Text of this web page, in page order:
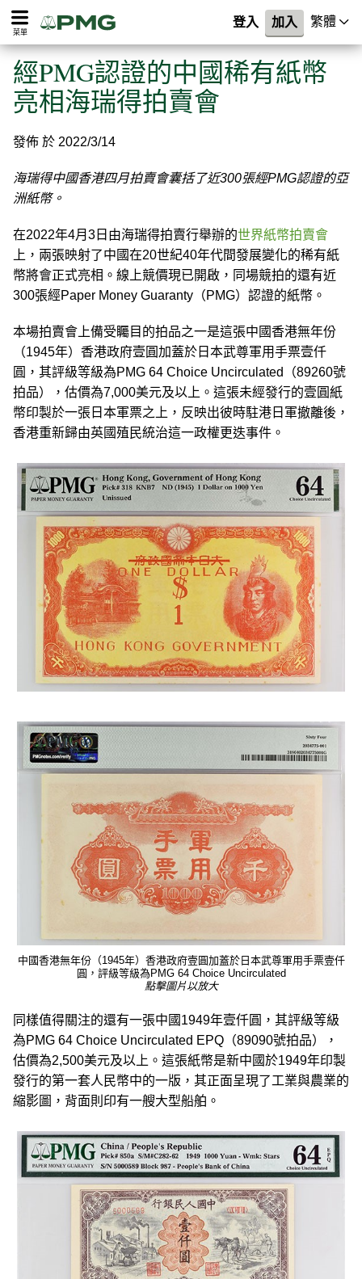
菜單
登入 加入 繁體
經PMG認證的中國稀有紙幣
亮相海瑞得拍賣會
發佈 於 2022/3/14
海瑞得中國香港四月拍賣會囊括了近300張經PMG認證的亞
洲紙幣。
在2022年4月3日由海瑞得拍賣行舉辦的世界紙幣拍賣會
上，兩張映射了中國在20世紀40年代間發展變化的稀有紙
幣將會正式亮相。線上競價現已開啟，同場競拍的還有近
300張經Paper Money Guaranty（PMG）認證的紙幣。
本場拍賣會上備受矚目的拍品之一是這張中國香港無年份
（1945年）香港政府壹圓加蓋於日本武尊軍用手票壹仟
圓，其評級等級為PMG 64 Choice Uncirculated（89260號
拍品），估價為7,000美元及以上。這張未經發行的壹圓紙
幣印製於一張日本軍票之上，反映出彼時駐港日軍撤離後，
香港重新歸由英國殖民統治這一政權更迭事件。
中國香港無年份（1945年）香港政府壹圓加蓋於日本武尊軍用手票壹仟
圓，評級等級為PMG 64 Choice Uncirculated
點擊圖片以放大
同樣值得關注的還有一張中國1949年壹仟圓，其評級等級
為PMG 64 Choice Uncirculated EPQ（89090號拍品），
估價為2,500美元及以上。這張紙幣是新中國於1949年印製
發行的第一套人民幣中的一版，其正面呈現了工業與農業的
縮影圖，背面則印有一艘大型船舶。